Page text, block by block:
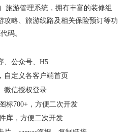
旅游管理系统，拥有丰富的装修组
攻略、旅游线路及相关保险预订等功
码。
、公众号、H5
自定义各客户端首页
微信授权登录
标700+，方便二次开发
库，方便二次开发